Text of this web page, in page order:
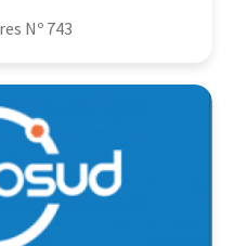
Nº 743